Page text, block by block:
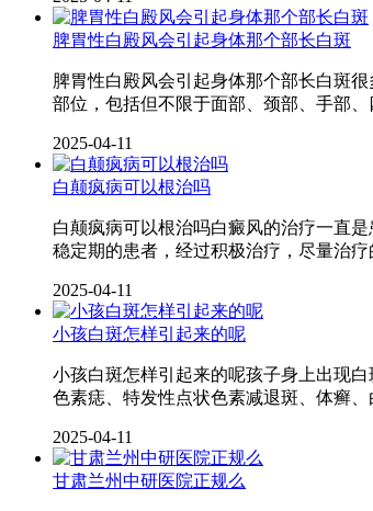
脾胃性白殿风会引起身体那个部长白斑
脾胃性白殿风会引起身体那个部长白斑
部位，包括但不限于面部、颈部、手部、
2025-04-11
白颠疯病可以根治吗
白颠疯病可以根治吗白癜风的治疗一直
稳定期的患者，经过积极治疗，尽量治
2025-04-11
小孩白斑怎样引起来的呢
小孩白斑怎样引起来的呢孩子身上出现
色素痣、特发性点状色素减退斑、体癣、
2025-04-11
甘肃兰州中研医院正规么